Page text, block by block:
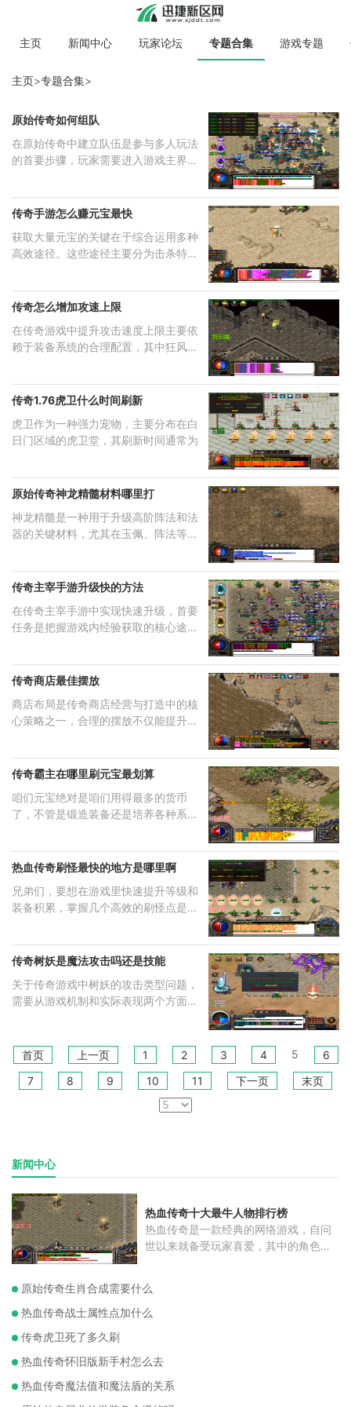
主页 新闻中心 玩家论坛 专题合集 游戏专题
主页>专题合集>
原始传奇如何组队
在原始传奇中建立队伍是参与多人玩法
的首要步骤，玩家需要进入游戏主界面
传奇手游怎么赚元宝最快
获取大量元宝的关键在于综合运用多种
高效途径。这些途径主要分为击杀特定
传奇怎么增加攻速上限
在传奇游戏中提升攻击速度上限主要依
赖于装备系统的合理配置，其中狂风套
传奇1.76虎卫什么时间刷新
虎卫作为一种强力宠物，主要分布在白
日门区域的虎卫堂，其刷新时间通常为
原始传奇神龙精髓材料哪里打
神龙精髓是一种用于升级高阶阵法和法
器的关键材料，尤其在玉佩、阵法等系
传奇主宰手游升级快的方法
在传奇主宰手游中实现快速升级，首要
任务是把握游戏内经验获取的核心途
传奇商店最佳摆放
商店布局是传奇商店经营与打造中的核
心策略之一，合理的摆放不仅能提升店
传奇霸主在哪里刷元宝最划算
咱们元宝绝对是咱们用得最多的货币
了，不管是锻造装备还是培养各种系
热血传奇刷怪最快的地方是哪里啊
兄弟们，要想在游戏里快速提升等级和
装备积累，掌握几个高效的刷怪点是关
传奇树妖是魔法攻击吗还是技能
关于传奇游戏中树妖的攻击类型问题，
需要从游戏机制和实际表现两个方面进
首页 上一页 1 2 3 4 5
6
7
8 9 10 11 下一页 末页
新闻中心
热血传奇十大最牛人物排行榜
热血传奇是一款经典的网络游戏，自问
世以来就备受玩家喜爱，其中的角色更
原始传奇生肖合成需要什么
热血传奇战士属性点加什么
传奇虎卫死了多久刷
热血传奇怀旧版新手村怎么去
热血传奇魔法值和魔法盾的关系